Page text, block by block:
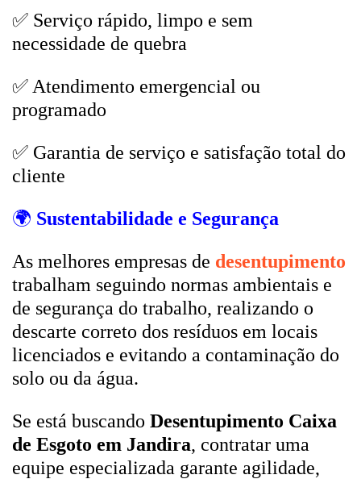
✅ Serviço rápido, limpo e sem
necessidade de quebra
✅ Atendimento emergencial ou
programado
✅ Garantia de serviço e satisfação total do
cliente
🌍 Sustentabilidade e Segurança
As melhores empresas de desentupimento
trabalham seguindo normas ambientais e
de segurança do trabalho, realizando o
descarte correto dos resíduos em locais
licenciados e evitando a contaminação do
solo ou da água.
Se está buscando Desentupimento Caixa
de Esgoto em Jandira, contratar uma
equipe especializada garante agilidade,